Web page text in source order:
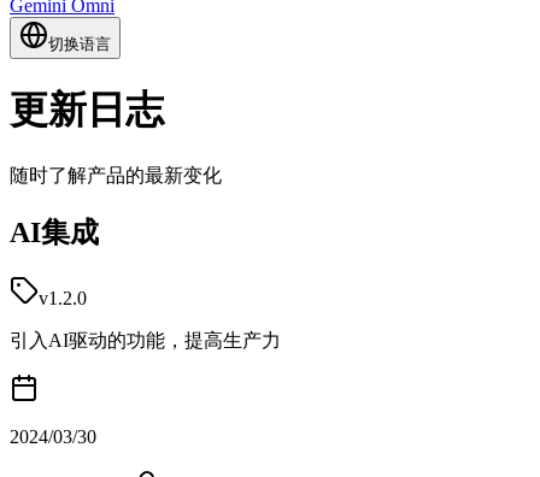
Gemini Omni
切换语言
更新日志
随时了解产品的最新变化
AI集成
v1.2.0
引入AI驱动的功能，提高生产力
2024/03/30